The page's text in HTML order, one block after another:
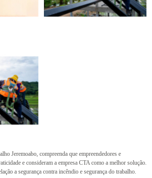
Jeremoabo, compreenda que empreendedores e
e consideram a empresa CTA como a melhor solução.
a segurança contra incêndio e segurança do trabalho.